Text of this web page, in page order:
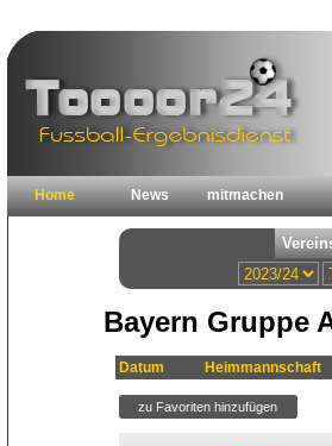
Home News mitmachen
Bayern Gruppe
Datum Heimmannschaft